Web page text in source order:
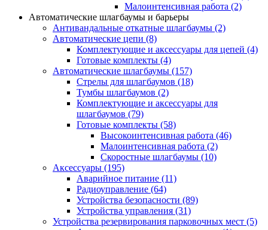
Малоинтенсивная работа (2)
Автоматические шлагбаумы и барьеры
Антивандальные откатные шлагбаумы (2)
Автоматические цепи (8)
Комплектующие и аксессуары для цепей (4)
Готовые комплекты (4)
Автоматические шлагбаумы (157)
Стрелы для шлагбаумов (18)
Тумбы шлагбаумов (2)
Комплектующие и аксессуары для
шлагбаумов (79)
Готовые комплекты (58)
Высокоинтенсивная работа (46)
Малоинтенсивная работа (2)
Скоростные шлагбаумы (10)
Аксессуары (195)
Аварийное питание (11)
Радиоуправление (64)
Устройства безопасности (89)
Устройства управления (31)
Устройства резервирования парковочных мест (5)